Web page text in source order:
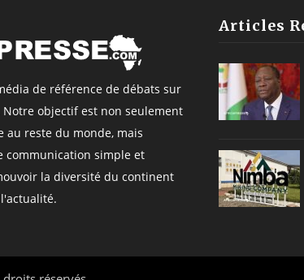
de référence de débats sur
Notre objectif est non seulement
au reste du monde, mais
communication simple et
la diversité du continent
Articles